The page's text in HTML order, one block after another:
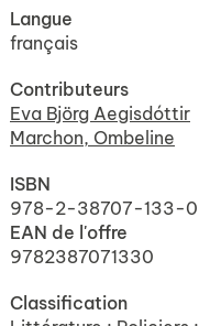
Langue
français
Contributeurs
Eva Björg Aegisdóttir
Marchon, Ombeline
ISBN
978-2-38707-133-0
EAN de l'offre
9782387071330
Classification